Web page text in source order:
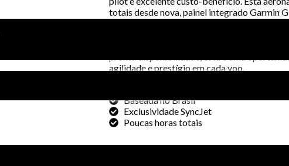
totais desde nova, painel integrado Garmin
apresenta um estado de conservação
SyncJet, garantimos total segurança e
pronta disponibilidade, esta é uma
agilidade e prestígio em cada voo.
Baseada no Brasil
Exclusividade SyncJet
Poucas horas totais